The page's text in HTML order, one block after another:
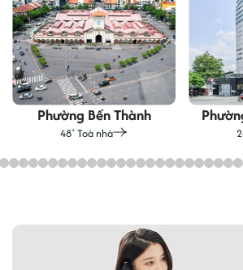
Phường Bến Thành
48+ Toà nhà